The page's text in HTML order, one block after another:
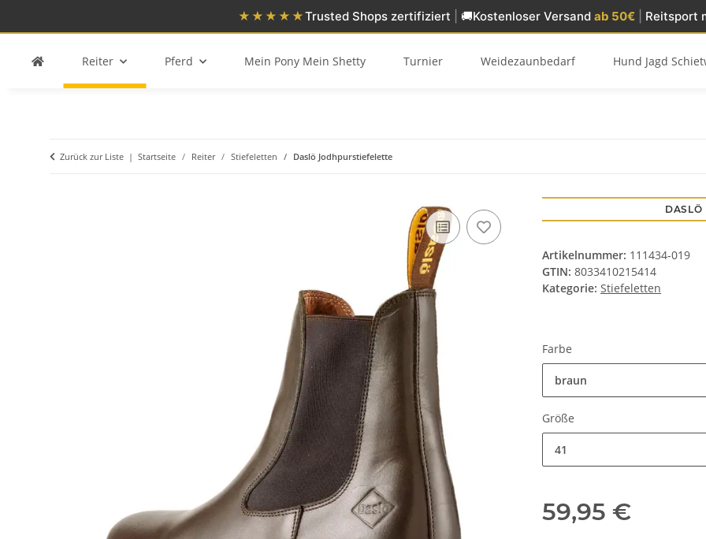
★★★★★Trusted Shops zertifiziert 🚚Kostenloser Versand ab 50€ Reitsport
Reiter Pferd Mein Pony Mein Shetty Turnier Weidezaunbedarf Hund Jagd
Zurück zur Liste Startseite Reiter Stiefeletten Daslö Jodhpurstiefelette
DASLÖ
Artikelnummer: 111434-019
GTIN: 8033410215414
Kategorie: Stiefeletten
Farbe
braun
Größe
41
59,95 €